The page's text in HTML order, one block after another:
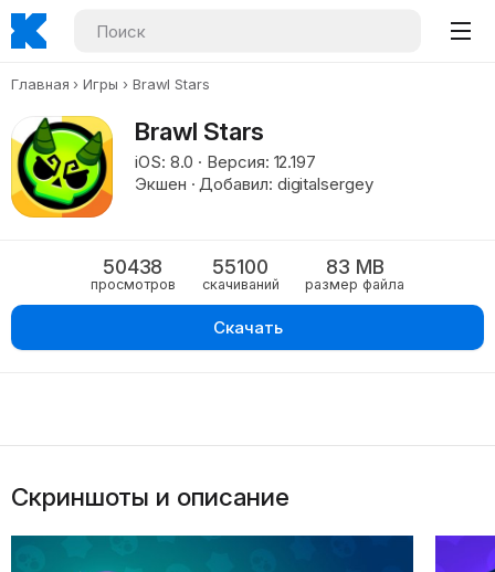
Главная Игры Brawl Stars
Brawl Stars
iOS: 8.0 · Версия: 12.197
Экшен · Добавил: digitalsergey
50438
просмотров
55100
скачиваний
83 MB
размер файла
Скачать
Скриншоты и описание